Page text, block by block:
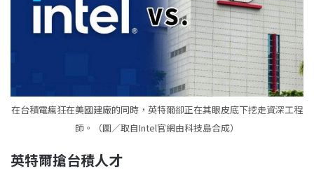
在台積電瘋狂在美國建廠的同時，英特爾卻正在其眼皮底下挖走資深工程
師。（圖／取自Intel官網由科技島合成）
英特爾搶台積人才